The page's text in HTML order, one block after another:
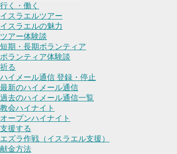
行く・働く
イスラエルツアー
イスラエルの魅力
ツアー体験談
短期・長期ボランティア
ボランティア体験談
祈る
ハイメール通信 登録・停止
最新のハイメール通信
過去のハイメール通信一覧
教会ハイナイト
オープンハイナイト
支援する
エズラ作戦（イスラエル支援）
献金方法